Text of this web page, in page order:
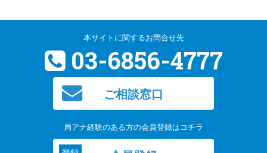
本サイトに関するお問合せ先
03-6856-4777
ご相談窓口
局アナ経験のある方の会員登録はコチラ